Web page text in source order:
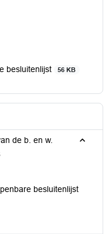
besluitenlijst
56 KB
de b. en w.
besluitenlijst